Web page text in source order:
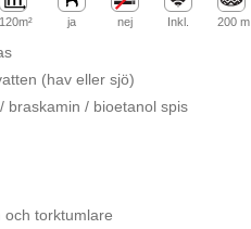
120m² ja nej Inkl. 200 m
(hav eller sjö)
braskamin / bioetanol spis
och torktumlare